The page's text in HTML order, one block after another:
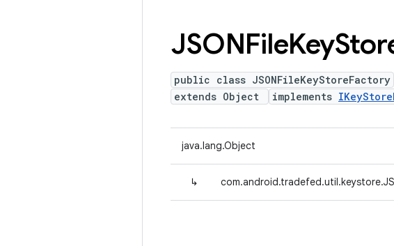
JSONFileKey
public class JSONFileKeyStoreFactory
extends Object
implements
java.lang.Object
↳